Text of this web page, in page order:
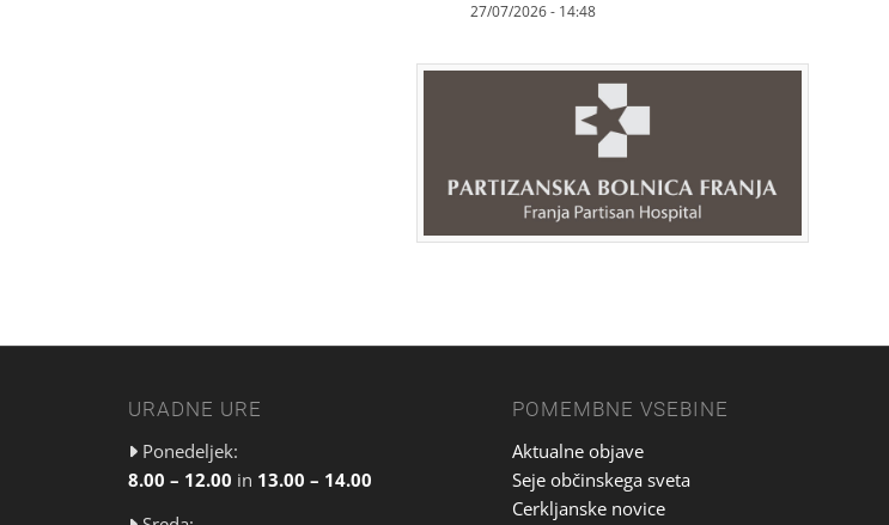
27/07/2026 - 14:48
URADNE URE
Ponedeljek:
8.00 – 12.00 in 13.00 – 14.00
POMEMBNE VSEBINE
Aktualne objave
Seje občinskega sveta
Cerkljanske novice